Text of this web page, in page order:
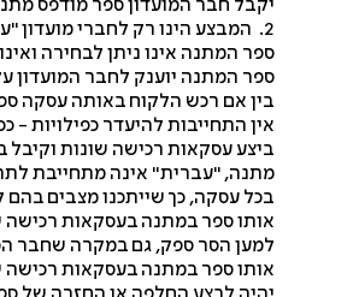
יקבל חבר המועדון ספר מודפס מתנה.
ספר המתנה אינו ניתן לבחירה ואינו
ספר המתנה יוענק לחבר המועדון על כל
בין אם רכש הלקוח באותה עסקה ספר אחד
אין התחייבות להיעדר כפילויות - ככל
ביצע עסקאות רכישה שונות וקיבל בגין
מתנה, "עברית" אינה מתחייבת לתת
בכל עסקה, כך שייתכנו מצבים בהם לקוח
אותו ספר במתנה בעסקאות רכישה
למען הסר ספק, גם במקרה שחבר
אותו ספר במתנה בעסקאות רכישה